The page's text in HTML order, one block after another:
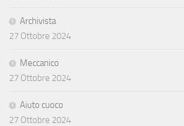
Archivista
27 Ottobre 2024
Meccanico
27 Ottobre 2024
Aiuto cuoco
27 Ottobre 2024